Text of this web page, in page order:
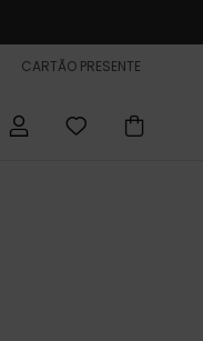
CARTÃO PRESENTE